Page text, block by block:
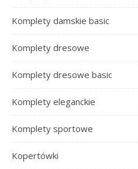
Komplety damskie basic
Komplety dresowe
Komplety dresowe basic
Komplety eleganckie
Komplety sportowe
Kopertówki